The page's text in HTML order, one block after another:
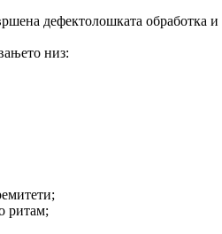
дефектолошката
низ:
ритам;